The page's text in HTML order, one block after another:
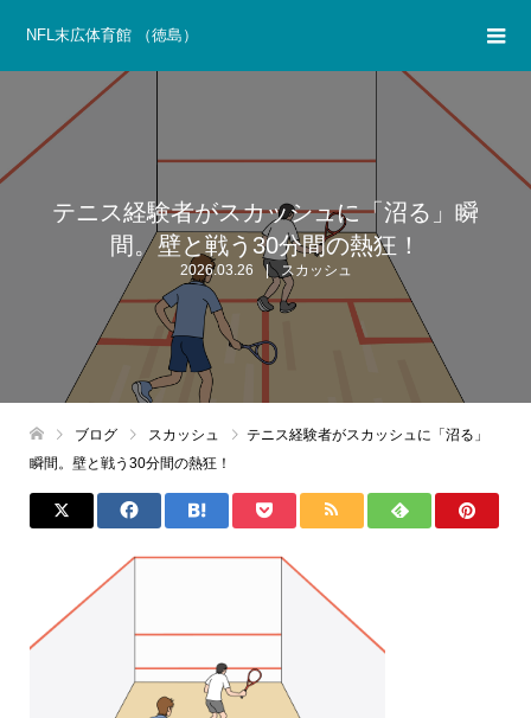
NFL末広体育館 （徳島）
テニス経験者がスカッシュに「沼る」瞬
間。壁と戦う30分間の熱狂！
2026.03.26 スカッシュ
ブログ スカッシュ
テニス経験者がスカッシュに「沼る」
瞬間。壁と戦う30分間の熱狂！